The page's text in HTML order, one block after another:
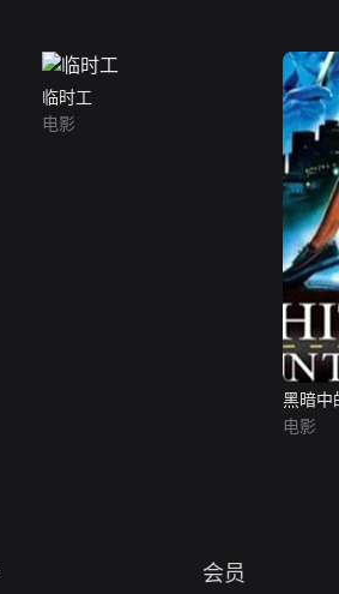
临时工
电影
黑暗中
电影
会员